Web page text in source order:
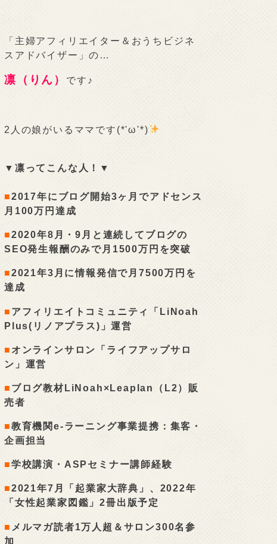
「主婦アフィリエイター＆おうちビジネ
スアドバイザー」の…
凛（りん） です♪
2人の娘がいるママです(*'ω'*)
▼凛ってこんな人！▼
■2017年にブログ開始3ヶ月でアドセンス
月100万円達成
■2020年8月・9月と連続してブログの
SEO発生報酬のみで月1500万円を突破
■2021年3月に情報発信で月7500万円を
達成
■ アフィリエイトコミュニティ「LiNoah
Plus(リノアプラス)」運営
■ オンラインサロン「ライフアップサロ
ン」運営
■ ブログ教材LiNoah×Leaplan（L2）販
売者
■教育機関e-ラーニング事業提携：集客・
企画担当
■学校講演・ASPセミナー講師経験
■2021年7月「起業家大辞典」、2022年
「女性起業家図鑑」2冊出版予定
■ メルマガ読者1万人超＆サロン300名参
加